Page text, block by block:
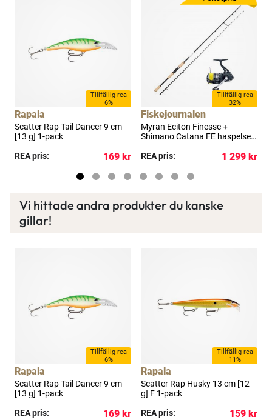
Tillfällig rea
6%
Rapala
Scatter Rap Tail Dancer 9 cm
[13 g] 1-pack
REA pris:
169 kr
Tillfällig rea
32%
Fiskejournalen
Myran Eciton Finesse +
Shimano Catana FE haspelset
REA pris:
1 299 kr
Vi hittade andra produkter du kanske
gillar!
Tillfällig rea
6%
Rapala
Scatter Rap Tail Dancer 9 cm
[13 g] 1-pack
REA pris:
169 kr
Tillfällig rea
11%
Rapala
Scatter Rap Husky 13 cm [12
g] F 1-pack
REA pris:
159 kr